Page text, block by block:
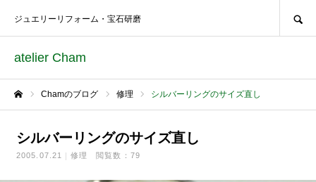
atelier Cham
ジュエリーリフォーム・宝石研磨
Chamのブログ 修理 シルバーリングのサイズ直し
シルバーリングのサイズ直し
2005.07.21 修理 閲覧数：79